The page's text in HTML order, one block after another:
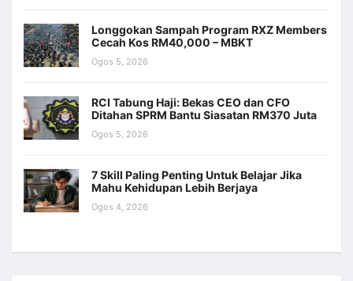
Longgokan Sampah Program RXZ Members
Cecah Kos RM40,000 – MBKT
Ogos 5, 2026
RCI Tabung Haji: Bekas CEO dan CFO
Ditahan SPRM Bantu Siasatan RM370 Juta
Ogos 5, 2026
7 Skill Paling Penting Untuk Belajar Jika
Mahu Kehidupan Lebih Berjaya
Ogos 4, 2026